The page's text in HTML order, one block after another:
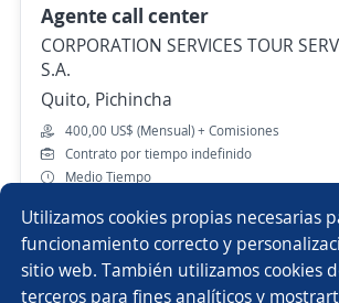
Utilizamos cookies propias necesarias
funcionamiento correcto y
sitio web. También utilizamos cookies
terceros para fines analíticos y
Agente call center
CORPORATION SERVICES TOUR
S.A.
Quito, Pichincha
400,00 US$ (Mensual) + Comisiones
Contrato por tiempo indefinido
Medio Tiempo
Hace 7 días